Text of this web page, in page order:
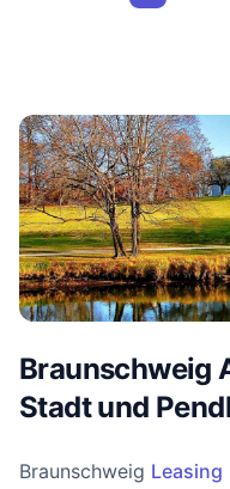
Braunschweig
Stadt und
Braunschweig Leasing